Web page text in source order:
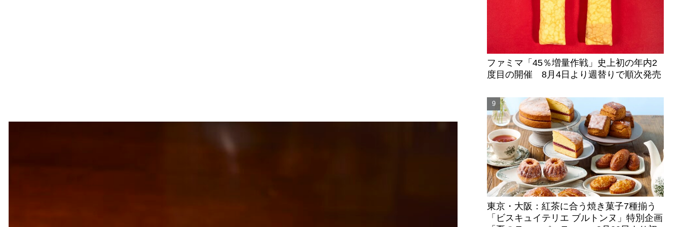
ファミマ「45％増量作戦」史上初の年内2
度目の開催 8月4日より週替りで順次発売
東京・大阪：紅茶に合う焼き菓子7種揃う
「ビスキュイテリエ ブルトンヌ」特別企画